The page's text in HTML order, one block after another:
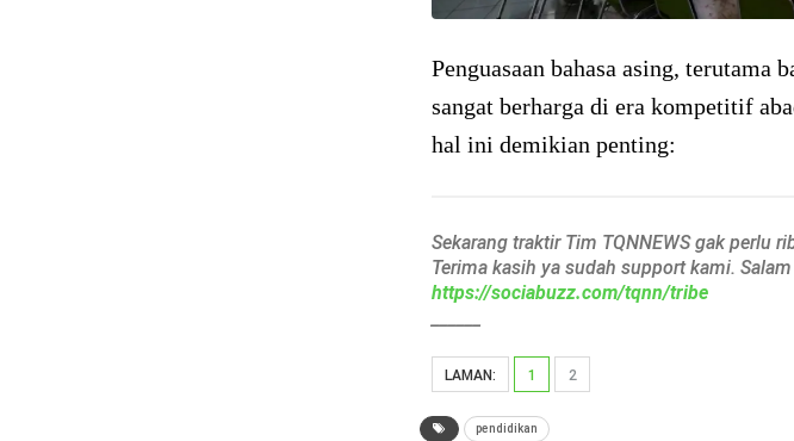
Penguasaan bahasa asing, terutama
sangat berharga di era kompetitif
hal ini demikian penting:
Sekarang traktir Tim TQNNEWS gak perlu
Terima kasih ya sudah support kami.
https://sociabuzz.com/tqnn/tribe
LAMAN: 1 2
pendidikan